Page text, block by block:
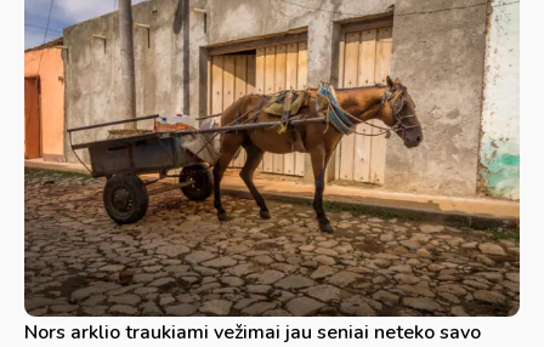
Nors arklio traukiami vežimai jau seniai neteko savo